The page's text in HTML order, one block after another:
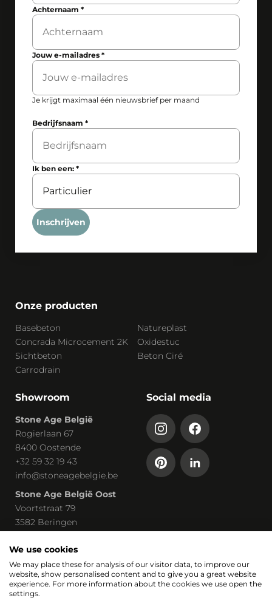
Achternaam*
Jouw e-mailadres*
Je krijgt maximaal één nieuwsbrief per maand
Bedrijfsnaam*
Ik ben een:*
Inschrijven
Onze producten
Basebeton
Natureplast
Concrada Microcement 2K
Oxidestuc
Sichtbeton
Beton Ciré
Carrodrain
Showroom
Stone Age België
Rogierlaan 67
8400 Oostende
+32 59 32 19 43
info@stoneagebelgie.be
Stone Age België Oost
Voortstraat 79
3582 Beringen
claudia@stoneagebelgie.be
Social media
Onderdeel van
We use cookies
We may place these for analysis of our visitor data, to improve our
website, show personalised content and to give you a great website
experience. For more information about the cookies we use open the
settings.